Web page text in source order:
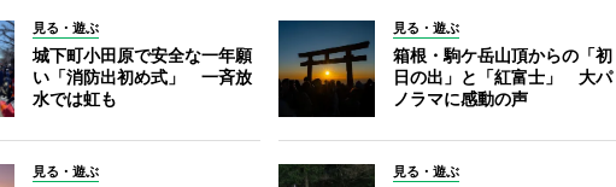
見る・遊ぶ
城下町小田原で安全な一年願
い「消防出初め式」 一斉放
水では虹も
見る・遊ぶ
箱根・駒ケ岳山頂からの「初
日の出」と「紅富士」 大パ
ノラマに感動の声
見る・遊ぶ 見る・遊ぶ